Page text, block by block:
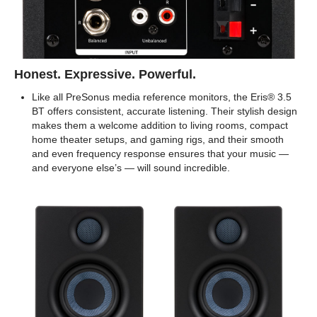
Honest. Expressive. Powerful.
Like all PreSonus media reference monitors, the Eris® 3.5
BT offers consistent, accurate listening. Their stylish design
makes them a welcome addition to living rooms, compact
home theater setups, and gaming rigs, and their smooth
and even frequency response ensures that your music —
and everyone else’s — will sound incredible.